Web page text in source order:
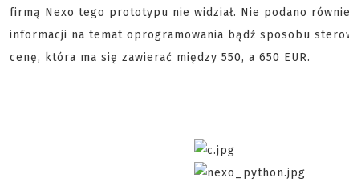
firmą Nexo tego prototypu nie widział. Nie podano
informacji na temat oprogramowania bądź sposobu
cenę, która ma się zawierać między 550, a 650 EUR.